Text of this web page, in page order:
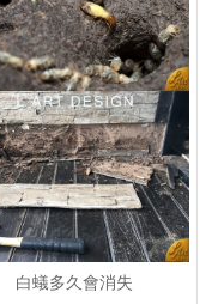
白蟻多久會消失